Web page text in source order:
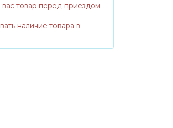
товар перед приездом
наличие товара в